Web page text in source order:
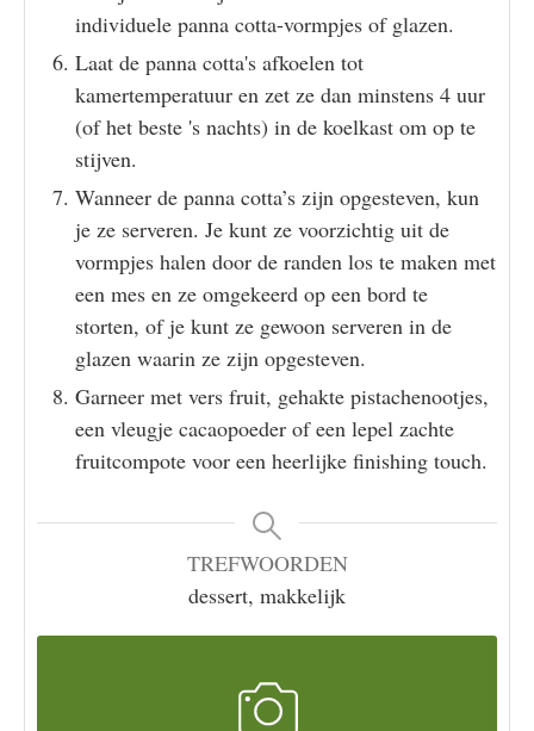
individuele panna cotta-vormpjes of glazen.
Laat de panna cotta's afkoelen tot
kamertemperatuur en zet ze dan minstens 4 uur
(of het beste 's nachts) in de koelkast om op te
stijven.
Wanneer de panna cotta’s zijn opgesteven, kun
je ze serveren. Je kunt ze voorzichtig uit de
vormpjes halen door de randen los te maken met
een mes en ze omgekeerd op een bord te
storten, of je kunt ze gewoon serveren in de
glazen waarin ze zijn opgesteven.
Garneer met vers fruit, gehakte pistachenootjes,
een vleugje cacaopoeder of een lepel zachte
fruitcompote voor een heerlijke finishing touch.
TREFWOORDEN
dessert, makkelijk